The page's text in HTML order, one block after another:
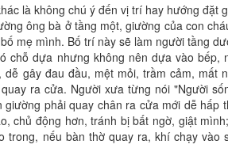
là không chú ý đến vị trí hay hướng đặt
ông bà ở tầng một, giường của con
mẹ mình. Bố trí này sẽ làm người tầng
chỗ dựa nhưng không nên dựa vào bếp,
dễ gây đau đầu, mệt mỏi, trầm cảm, mất
ra cửa. Người xưa từng nói "Người
phải quay chân ra cửa mới dễ hấp
chủ động hơn, tránh bị bất ngờ, giật
trong, nếu bàn thờ quay ra, khí chạy vào